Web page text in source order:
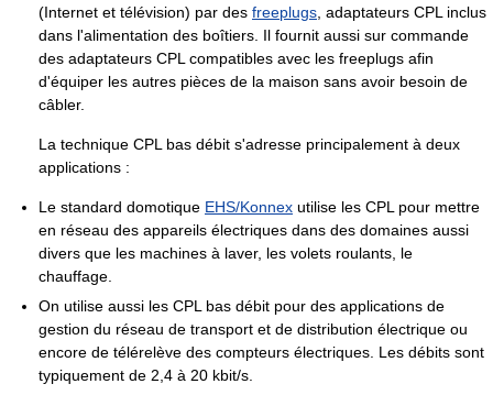
(Internet et télévision) par des freeplugs, adaptateurs CPL inclus
dans l'alimentation des boîtiers. Il fournit aussi sur commande
des adaptateurs CPL compatibles avec les freeplugs afin
d'équiper les autres pièces de la maison sans avoir besoin de
câbler.
La technique CPL bas débit s'adresse principalement à deux
applications :
Le standard domotique EHS/Konnex utilise les CPL pour mettre
en réseau des appareils électriques dans des domaines aussi
divers que les machines à laver, les volets roulants, le
chauffage.
On utilise aussi les CPL bas débit pour des applications de
gestion du réseau de transport et de distribution électrique ou
encore de télérelève des compteurs électriques. Les débits sont
typiquement de 2,4 à 20 kbit/s.